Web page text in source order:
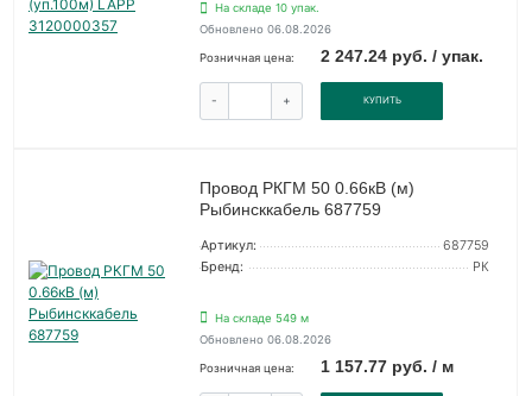
На складе 10 упак.
Обновлено 06.08.2026
Розничная цена: 2 247.24 руб. / упак.
- + КУПИТЬ
Провод РКГМ 50 0.66кВ (м)
Рыбинсккабель 687759
Артикул:
687759
Бренд:
РК
На складе 549 м
Обновлено 06.08.2026
Розничная цена: 1 157.77 руб. / м